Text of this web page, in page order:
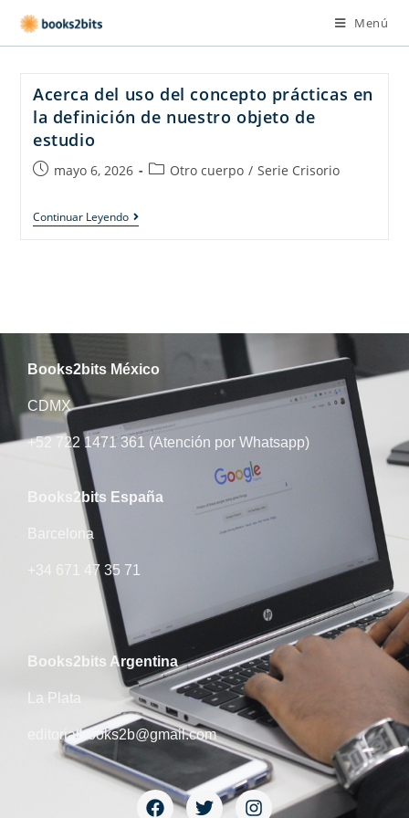
Menú
Acerca del uso del concepto prácticas en
la definición de nuestro objeto de
estudio
mayo 6, 2026 Otro cuerpo / Serie Crisorio
Continuar Leyendo
Books2bits México
CDMX
+52 722 1471 361 (Atención por Whatsapp)
Books2bits​ España
Barcelona
+34 671 47 35 71
Books2bits Argentina
La Plata
editorialbooks2b@gmail.com